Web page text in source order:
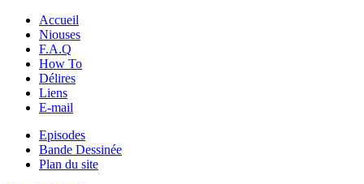
Accueil
Niouses
F.A.Q
How To
Délires
Liens
E-mail
Episodes
Bande Dessinée
Plan du site